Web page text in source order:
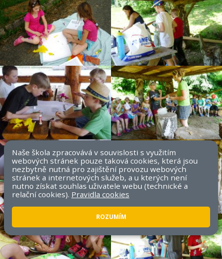
Naše škola zpracovává v souvislosti s využitím
webových stránek pouze taková cookies, která jsou
nezbytně nutná pro zajištění provozu webových
stránek a internetových služeb, a u kterých není
nutno získat souhlas uživatele webu (technické a
relační cookies). Pravidla cookies
ROZUMÍM